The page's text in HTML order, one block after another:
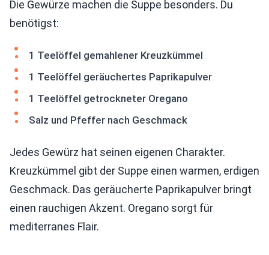
Die Gewürze machen die Suppe besonders. Du
benötigst:
1 Teelöffel gemahlener Kreuzkümmel
1 Teelöffel geräuchertes Paprikapulver
1 Teelöffel getrockneter Oregano
Salz und Pfeffer nach Geschmack
Jedes Gewürz hat seinen eigenen Charakter.
Kreuzkümmel gibt der Suppe einen warmen, erdigen
Geschmack. Das geräucherte Paprikapulver bringt
einen rauchigen Akzent. Oregano sorgt für
mediterranes Flair.